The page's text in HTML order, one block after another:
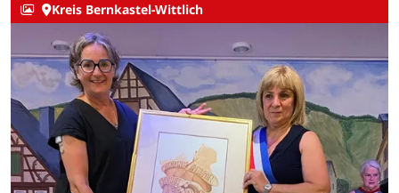
Kreis Bernkastel-Wittlich